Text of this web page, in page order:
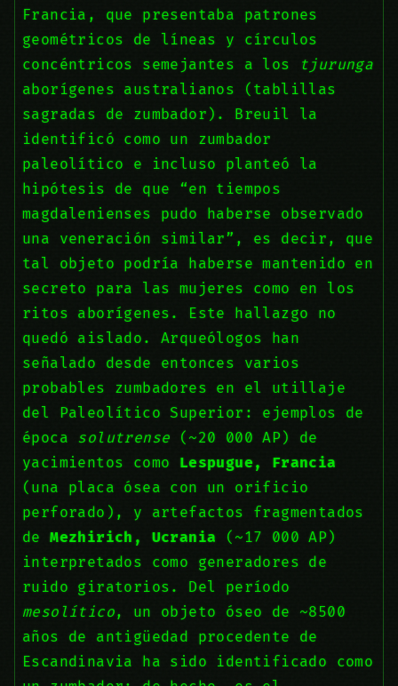
Francia, que presentaba patrones
geométricos de líneas y círculos
concéntricos semejantes a los
tjurunga
aborígenes australianos (tablillas
sagradas de zumbador). Breuil la
identificó como un zumbador
paleolítico e incluso planteó la
hipótesis de que “en tiempos
magdalenienses pudo haberse observado
una veneración similar”, es decir, que
tal objeto podría haberse mantenido en
secreto para las mujeres como en los
ritos aborígenes. Este hallazgo no
quedó aislado. Arqueólogos han
señalado desde entonces varios
probables zumbadores en el utillaje
del Paleolítico Superior: ejemplos de
época solutrense (~20 000 AP) de
yacimientos como Lespugue, Francia
(una placa ósea con un orificio
perforado), y artefactos fragmentados
deMezhirich, Ucrania (~17 000 AP)
interpretados como generadores de
ruido giratorios. Del período
mesolítico, un objeto óseo de ~8500
años de antigüedad procedente de
Escandinavia ha sido identificado como